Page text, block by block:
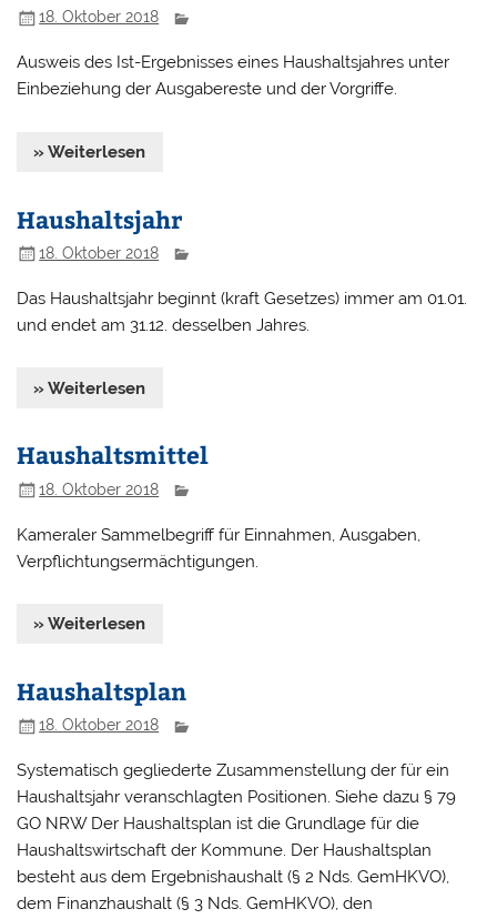
18. Oktober 2018
Ausweis des Ist-Ergebnisses eines Haushaltsjahres unter
Einbeziehung der Ausgabereste und der Vorgriffe.
» Weiterlesen
Haushaltsjahr
18. Oktober 2018
Das Haushaltsjahr beginnt (kraft Gesetzes) immer am 01.01.
und endet am 31.12. desselben Jahres.
» Weiterlesen
Haushaltsmittel
18. Oktober 2018
Kameraler Sammelbegriff für Einnahmen, Ausgaben,
Verpflichtungsermächtigungen.
» Weiterlesen
Haushaltsplan
18. Oktober 2018
Systematisch gegliederte Zusammenstellung der für ein
Haushaltsjahr veranschlagten Positionen. Siehe dazu § 79
GO NRW Der Haushaltsplan ist die Grundlage für die
Haushaltswirtschaft der Kommune. Der Haushaltsplan
besteht aus dem Ergebnishaushalt (§ 2 Nds. GemHKVO),
dem Finanzhaushalt (§ 3 Nds. GemHKVO), den